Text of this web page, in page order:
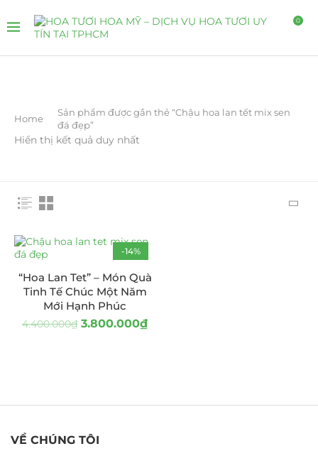
0
Home
Sản phẩm được gắn thẻ “Chậu hoa lan tết mix sen
đá đẹp”
Hiển thị kết quả duy nhất
-14%
“Hoa Lan Tet” – Món Quà
Tinh Tế Chúc Một Năm
Mới Hạnh Phúc
4.400.000₫ 3.800.000₫
VỀ CHÚNG TÔI